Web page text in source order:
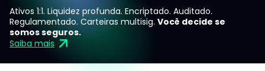
Ativos 1:1. Liquidez profunda. Encriptado. Auditado.
Regulamentado. Carteiras multisig. Você decide se
somos seguros.
Saiba mais